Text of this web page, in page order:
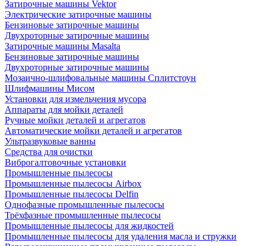
Затирочные машины Vektor
Электрические затирочные машины
Бензиновые затирочные машины
Двухроторные затирочные машины
Затирочные машины Masalta
Бензиновые затирочные машины
Двухроторные затирочные машины
Мозаично-шлифовальные машины Сплитстоун
Шлифмашины Мисом
Установки для измельчения мусора
Аппараты для мойки деталей
Ручные мойки деталей и агрегатов
Автоматические мойки деталей и агрегатов
Ультразвуковые ванны
Средства для очистки
Виброгалтовочные установки
Промышленные пылесосы
Промышленные пылесосы Airbox
Промышленные пылесосы Delfin
Однофазные промышленные пылесосы
Трёхфазные промышленные пылесосы
Промышленные пылесосы для жидкостей
Промышленные пылесосы для удаления масла и стружки